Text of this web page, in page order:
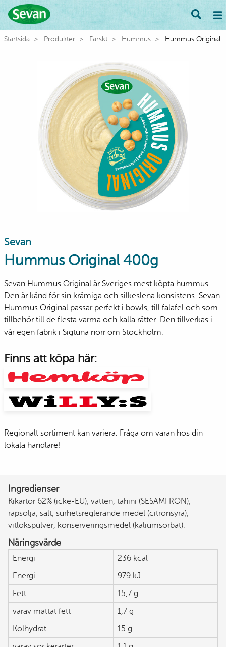
Startsida Produkter Färskt Hummus Hummus Original
Sevan
Hummus Original 400g
Sevan Hummus Original är Sveriges mest köpta hummus.
Den är känd för sin krämiga och silkeslena konsistens. Sevan
Hummus Original passar perfekt i bowls, till falafel och som
tillbehör till de flesta varma och kalla rätter. Den tillverkas i
vår egen fabrik i Sigtuna norr om Stockholm.
Finns att köpa här:
Regionalt sortiment kan variera. Fråga om varan hos din
lokala handlare!
Ingredienser
Kikärtor 62% (icke-EU), vatten, tahini (SESAMFRÖN),
rapsolja, salt, surhetsreglerande medel (citronsyra),
vitlökspulver, konserveringsmedel (kaliumsorbat).
Näringsvärde
Energi
236 kcal
Energi
979 kJ
Fett
15,7 g
varav mättat fett
1,7 g
Kolhydrat
15 g